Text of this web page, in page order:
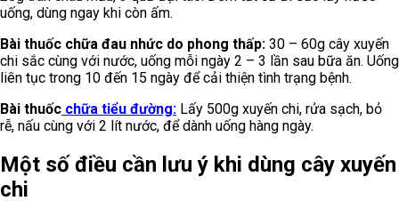
uống, dùng ngay khi còn ấm.
Bài thuốc chữa đau nhức do phong thấp: 30 – 60g cây xuyến
chi sắc cùng với nước, uống mỗi ngày 2 – 3 lần sau bữa ăn. Uống
liên tục trong 10 đến 15 ngày để cải thiện tình trạng bệnh.
Bài thuốc chữa tiểu đường: Lấy 500g xuyến chi, rửa sạch, bỏ
rễ, nấu cùng với 2 lít nước, để dành uống hàng ngày.
Một số điều cần lưu ý khi dùng cây xuyến
chi